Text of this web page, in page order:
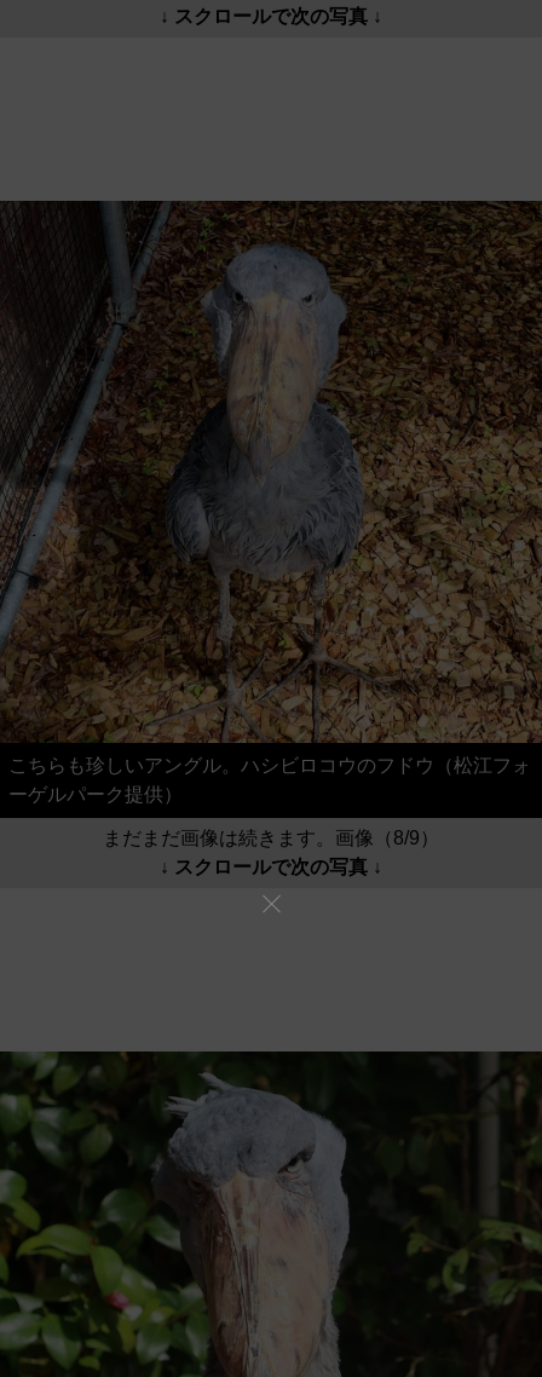
↓ スクロールで次の写真 ↓
こちらも珍しいアングル。ハシビロコウのフドウ（松江フォ
ーゲルパーク提供）
まだまだ画像は続きます。画像（8/9）
↓ スクロールで次の写真 ↓